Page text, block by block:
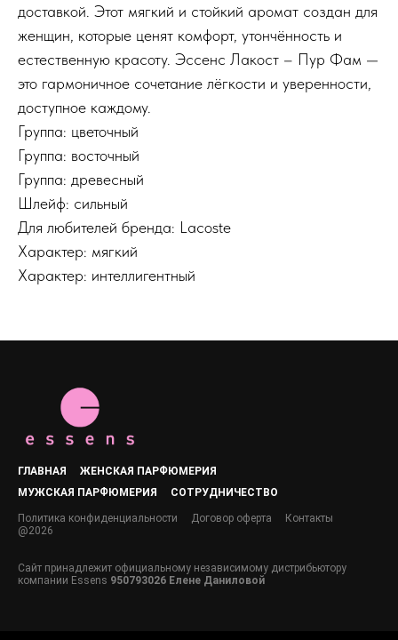
доставкой. Этот мягкий и стойкий аромат создан для
женщин, которые ценят комфорт, утончённость и
естественную красоту. Эссенс Лакост – Пур Фам —
это гармоничное сочетание лёгкости и уверенности,
доступное каждому.
Группа: цветочный
Группа: восточный
Группа: древесный
Шлейф: сильный
Для любителей бренда: Lacoste
Характер: мягкий
Характер: интеллигентный
ГЛАВНАЯ
ЖЕНСКАЯ ПАРФЮМЕРИЯ
МУЖСКАЯ ПАРФЮМЕРИЯ
СОТРУДНИЧЕСТВО
Политика конфиденциальности Договор оферта
Контакты
@2026
Сайт принадлежит официальному независимому дистрибьютору
компании Essens 950793026 Елене Даниловой